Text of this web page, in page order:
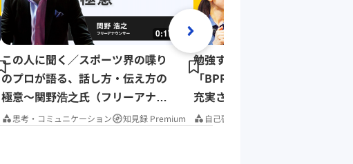
0:17:37
この人に聞く／スポーツ界の喋り
のプロが語る、話し方・伝え方の
極意～関野浩之氏（フリーアナウ
ンサー）
思考・コミュニケーション 知見録 Premium
勉強する習慣をつけたい人は
「BPR」で仕事もプライベートも
充実させよう／みんなの相談室
Premium
自己啓発